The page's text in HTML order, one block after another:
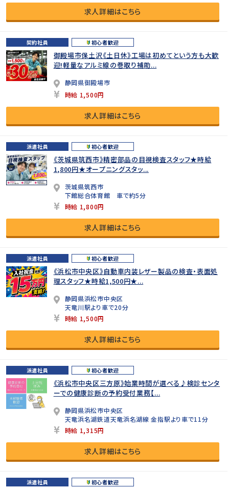
求人詳細はこちら
契約社員 初心者歓迎
御殿場市保土沢《土日休》工場は初めてという方も大歓
迎!軽量なアルミ線の巻取り補助...
静岡県御殿場市
時給 1,500円
求人詳細はこちら
派遣社員 初心者歓迎
《茨城県筑西市》精密部品の目視検査スタッフ★時給
1,800円★オープニングスタッ...
茨城県筑西市
下館総合体育館 車で約5分
時給 1,800円
求人詳細はこちら
派遣社員 初心者歓迎
《浜松市中央区》自動車内装レザー製品の検査・表面処
理スタッフ★時給1,500円★...
静岡県浜松市中央区
天竜川駅より車で20分
時給 1,500円
求人詳細はこちら
派遣社員 初心者歓迎
《浜松市中央区三方原》始業時間が選べる♪検診センタ
ーでの健康診断の予約受付業務【...
静岡県浜松市中央区
天竜浜名湖鉄道天竜浜名湖線 金指駅より車で11分
時給 1,315円
求人詳細はこちら
派遣社員 初心者歓迎